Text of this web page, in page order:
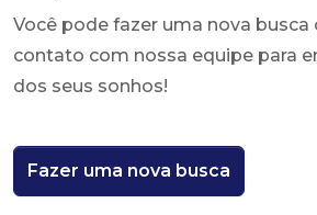
Você pode fazer uma nova busca
contato com nossa equipe para
dos seus sonhos!
Fazer uma nova busca